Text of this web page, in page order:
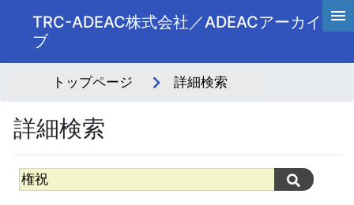
TRC-ADEAC株式会社／ADEACアーカイ
ブ
トップページ 詳細検索
詳細検索